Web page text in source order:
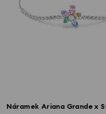
Náramek Ariana Grande x